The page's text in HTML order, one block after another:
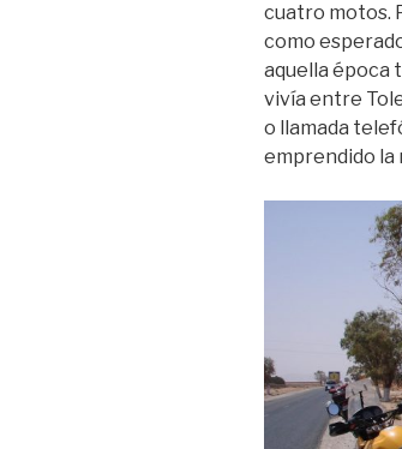
cuatro motos.
como
aquella época
vivía entre
o llamada
emprendido la